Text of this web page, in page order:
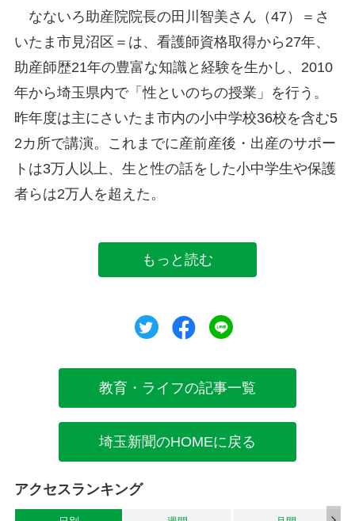
なないろ助産院院長の田川智美さん（47）＝さ
いたま市見沼区＝は、看護師資格取得から27年、
助産師歴21年の豊富な知識と経験を生かし、2010
年から埼玉県内で「性といのちの授業」を行う。
昨年度は主にさいたま市内の小中学校36校を含む5
2カ所で講演。これまでに産前産後・出産のサポー
トは3万人以上、生と性の話をした小中学生や保護
者らは2万人を超えた。
もっと読む
ツイートシェア
教育・ライフの記事一覧
埼玉新聞のHOMEに戻る
アクセスランキング